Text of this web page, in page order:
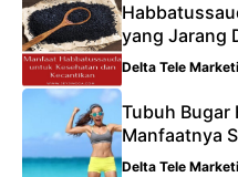
yang Jarang
Delta Tele
Tubuh Bugar
Manfaatnya
Delta Tele